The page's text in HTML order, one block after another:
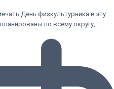
День физкультурника в эту
по всему округу,…